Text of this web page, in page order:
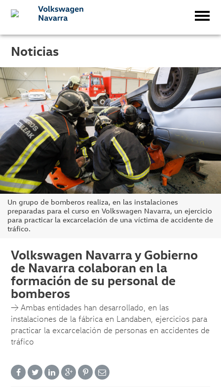
Noticias
Un grupo de bomberos realiza, en las instalaciones
preparadas para el curso en Volkswagen Navarra, un ejercicio
para practicar la excarcelación de una víctima de accidente de
tráfico.
Volkswagen Navarra y Gobierno
de Navarra colaboran en la
formación de su personal de
bomberos
→ Ambas entidades han desarrollado, en las
instalaciones de la fábrica en Landaben, ejercicios para
practicar la excarcelación de personas en accidentes de
tráfico